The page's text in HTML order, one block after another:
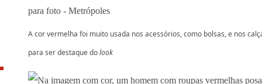
A cor vermelha foi muito usada nos acessórios, como bolsas, e nos
para ser destaque dolook